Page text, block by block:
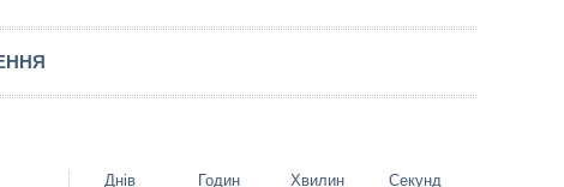
Днів Годин Хвилин Секунд